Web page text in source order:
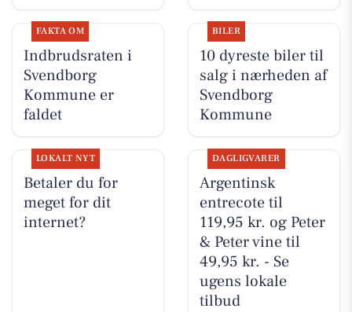
FAKTA OM
Indbrudsraten i
Svendborg
Kommune er
faldet
BILER
10 dyreste biler til
salg i nærheden af
Svendborg
Kommune
LOKALT NYT
Betaler du for
meget for dit
internet?
DAGLIGVARER
Argentinsk
entrecote til
119,95 kr. og Peter
& Peter vine til
49,95 kr. - Se
ugens lokale
tilbud